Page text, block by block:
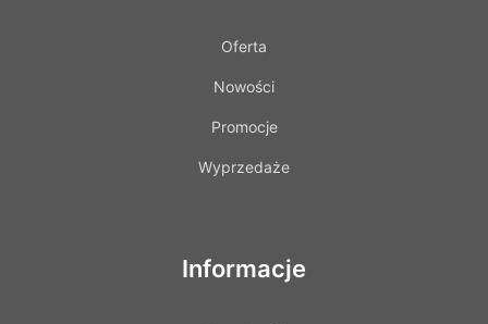
Oferta
Nowości
Promocje
Wyprzedaże
Informacje